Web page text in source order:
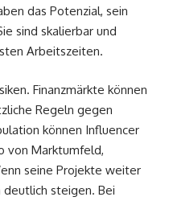
das Potenzial, sein
sind skalierbar und
Arbeitszeiten.
Finanzmärkte können
Regeln gegen
können Influencer
von Marktumfeld,
seine Projekte weiter
deutlich steigen. Bei